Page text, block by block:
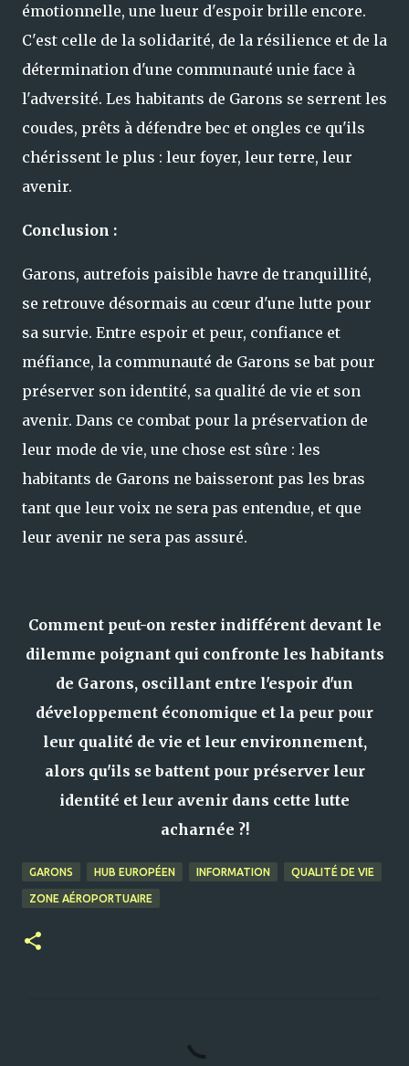
émotionnelle, une lueur d'espoir brille encore.
C'est celle de la solidarité, de la résilience et de la
détermination d'une communauté unie face à
l'adversité. Les habitants de Garons se serrent les
coudes, prêts à défendre bec et ongles ce qu'ils
chérissent le plus : leur foyer, leur terre, leur
avenir.
Conclusion :
Garons, autrefois paisible havre de tranquillité,
se retrouve désormais au cœur d'une lutte pour
sa survie. Entre espoir et peur, confiance et
méfiance, la communauté de Garons se bat pour
préserver son identité, sa qualité de vie et son
avenir. Dans ce combat pour la préservation de
leur mode de vie, une chose est sûre : les
habitants de Garons ne baisseront pas les bras
tant que leur voix ne sera pas entendue, et que
leur avenir ne sera pas assuré.
Comment peut-on rester indifférent devant le
dilemme poignant qui confronte les habitants
de Garons, oscillant entre l'espoir d'un
développement économique et la peur pour
leur qualité de vie et leur environnement,
alors qu'ils se battent pour préserver leur
identité et leur avenir dans cette lutte
acharnée ?!
GARONS HUB EUROPÉEN INFORMATION QUALITÉ DE VIE
ZONE AÉROPORTUAIRE